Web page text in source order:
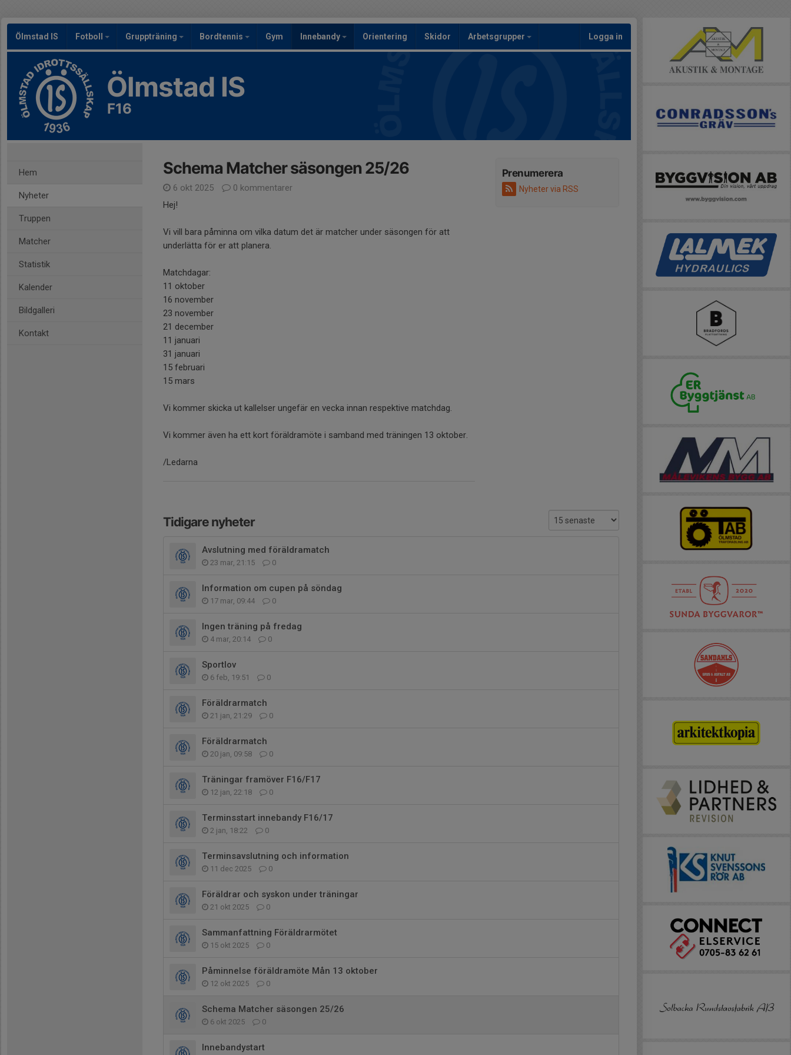
Ölmstad IS Fotboll Gruppträning Bordtennis Gym Innebandy Orientering Skidor Arbetsgrupper Logga in
Ölmstad IS
F16
Hem
Nyheter
Truppen
Matcher
Statistik
Kalender
Bildgalleri
Kontakt
Prenumerera
Nyheter via RSS
Schema Matcher säsongen 25/26
6 okt 2025
0 kommentarer
Hej!
Vi vill bara påminna om vilka datum det är matcher under säsongen för att
underlätta för er att planera.
Matchdagar:
11 oktober
16 november
23 november
21 december
11 januari
31 januari
15 februari
15 mars
Vi kommer skicka ut kallelser ungefär en vecka innan respektive matchdag.
Vi kommer även ha ett kort föräldramöte i samband med träningen 13 oktober.
/Ledarna
Tidigare nyheter
Avslutning med föräldramatch
23 mar, 21:15 0
Information om cupen på söndag
17 mar, 09:44 0
Ingen träning på fredag
4 mar, 20:14 0
Sportlov
6 feb, 19:51 0
Föräldrarmatch
21 jan, 21:29 0
Föräldrarmatch
20 jan, 09:58 0
Träningar framöver F16/F17
12 jan, 22:18 0
Terminsstart innebandy F16/17
2 jan, 18:22 0
Terminsavslutning och information
11 dec 2025 0
Föräldrar och syskon under träningar
21 okt 2025 0
Sammanfattning Föräldrarmötet
15 okt 2025 0
Påminnelse föräldramöte Mån 13 oktober
12 okt 2025 0
Schema Matcher säsongen 25/26
6 okt 2025 0
Innebandystart